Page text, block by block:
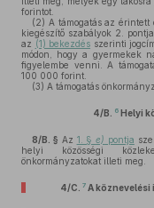
forintot.
(2) A támogatás az
kiegészítő szabályok 2.
az (1) bekezdés szerinti
módon, hogy a gyermekek
figyelembe venni. A
100 000 forint.
(3) A támogatás
4/B. 6Helyi
8/B. § Az 1. §e) pontja
helyi közösségi
önkormányzatokat illeti meg.
4/C. 7 A